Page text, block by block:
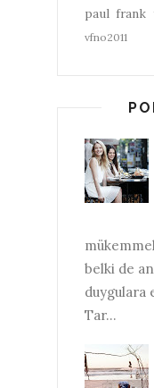
paul frank
vfno2011
belki de
duygulara
Tar...